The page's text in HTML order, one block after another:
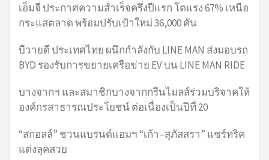
เอ็มจี ประกาศความสำเร็จครึ่งปีแรก โตแรง 67% เหนือ
กระแสตลาด พร้อมปรับเป้าใหม่ 36,000 คัน
บีวายดี ประเทศไทย ผนึกกำลังกับ LINE MAN ส่งมอบรถ
BYD รองรับการขยายเครือข่าย EV บน LINE MAN RIDE
บางจากฯ และสมาชิกบางจากกรีนไมลส์ร่วมบริจาคให้
องค์กรสาธารณประโยชน์ ต่อเนื่องเป็นปีที่ 20
“สกอลล์” ชวนแบรนด์แอมฯ “เก้า–สุภัสสรา” แชร์ทริค
แต่งลุคสวย